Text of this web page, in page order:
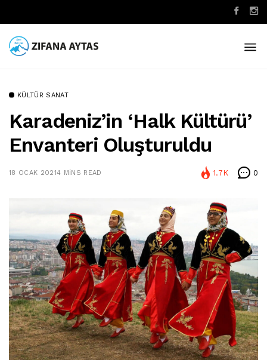
KÜLTÜR SANAT
Karadeniz’in ‘halk Kültürü’
Envanteri Oluşturuldu
18 OCAK 20214 MINS READ 1.7K 0